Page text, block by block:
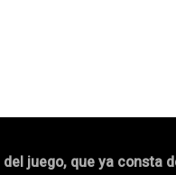
juego, que ya consta